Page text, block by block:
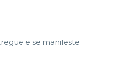
e se manifeste